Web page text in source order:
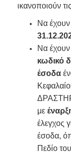
ικανοποιούν
Να έχουν
Να
κωδικό
έσοδα
με
έλεγχος
έσοδα,
Πεδίο